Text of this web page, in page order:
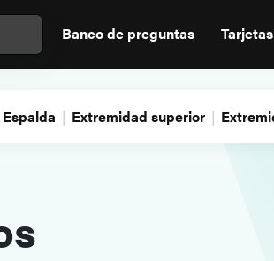
Banco de preguntas Tarjetas
Espalda Extremidad superior